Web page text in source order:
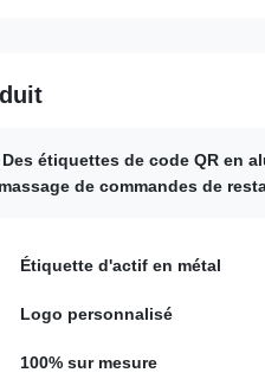
Des étiquettes de code QR en
de commandes de
Étiquette d'actif en métal
Logo personnalisé
100% sur mesure